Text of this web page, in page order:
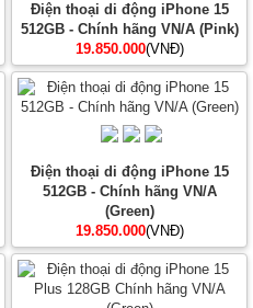
Điện thoại di động iPhone 15
512GB - Chính hãng VN/A (Pink)
19.850.000(VNĐ)
Điện thoại di động iPhone 15
512GB - Chính hãng VN/A
(Green)
19.850.000(VNĐ)